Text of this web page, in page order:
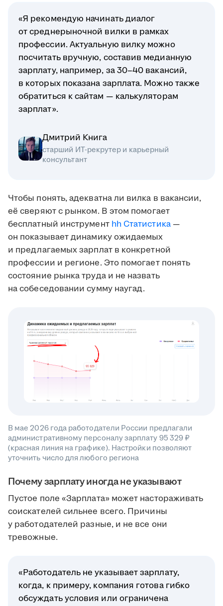
«Я рекомендую начинать диалог
от среднерыночной вилки в рамках
профессии. Актуальную вилку можно
посчитать вручную, составив медианную
зарплату, например, за 30–40 вакансий,
в которых показана зарплата. Можно также
обратиться к сайтам — калькуляторам
зарплат».
Дмитрий Книга
старший ИТ-рекрутер и карьерный
консультант
Чтобы понять, адекватна ли вилка в вакансии,
её сверяют с рынком. В этом помогает
бесплатный инструмент hh Статистика—
он показывает динамику ожидаемых
и предлагаемых зарплат в конкретной
профессии и регионе. Это помогает понять
состояние рынка труда и не назвать
на собеседовании сумму наугад.
В мае 2026 года работодатели России предлагали
административному персоналу зарплату 95 329 ₽
(красная линия на графике). Настройки позволяют
уточнить число для любого региона
Почему зарплату иногда не указывают
Пустое поле «Зарплата» может настораживать
соискателей сильнее всего. Причины
у работодателей разные, и не все они
тревожные.
«Работодатель не указывает зарплату,
когда, к примеру, компания готова гибко
обсуждать условия или ограничена